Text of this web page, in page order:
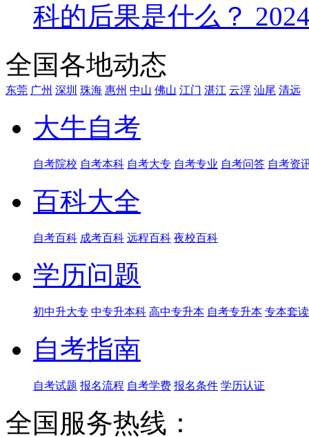
科的后果是什么？
全国各地动态
东莞 广州 深圳 珠海 惠州 中山 佛山 江门 湛江 云浮 汕尾 清远
大牛自考
自考院校 自考本科 自考大专 自考专业 自考问答 自考资
百科大全
自考百科 成考百科 远程百科 夜校百科
学历问题
初中升大专 中专升本科 高中专升本 自考专升本 专本套读
自考指南
自考试题 报名流程 自考学费 报名条件 学历认证
全国服务热线：